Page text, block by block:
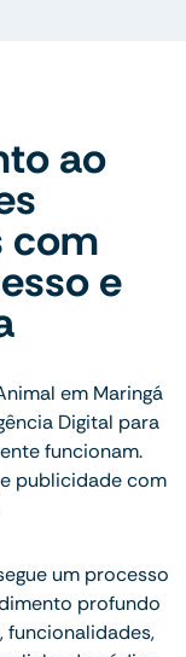
ao
com
e
em Maringá
Digital para
funcionam.
publicidade com
um processo
profundo
funcionalidades,